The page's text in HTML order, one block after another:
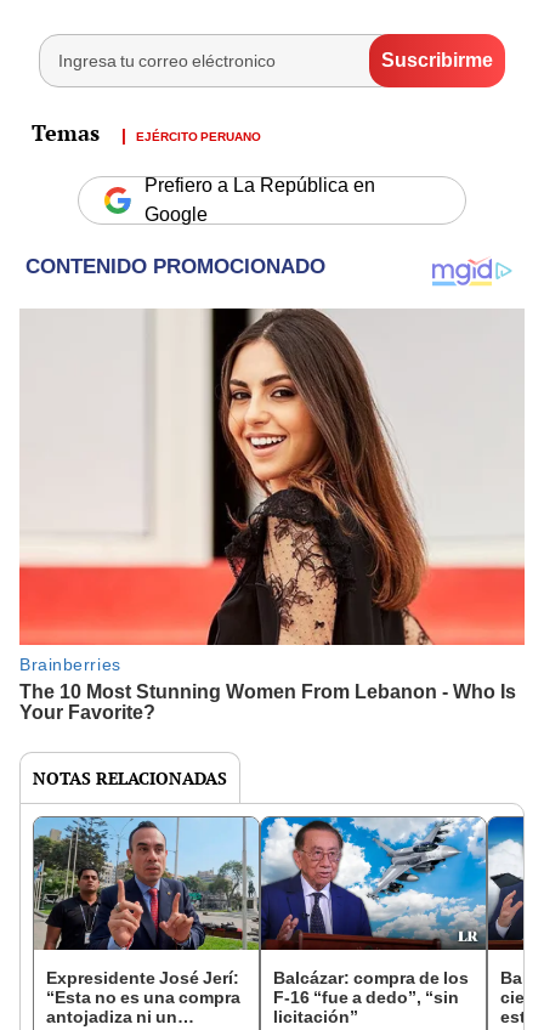
EJÉRCITO PERUANO
Prefiero a La República en
Google
NOTAS RELACIONADAS
Expresidente José Jerí:
“Esta no es una compra
antojadiza ni un
Balcázar: compra de los
F-16 “fue a dedo”, “sin
licitación”